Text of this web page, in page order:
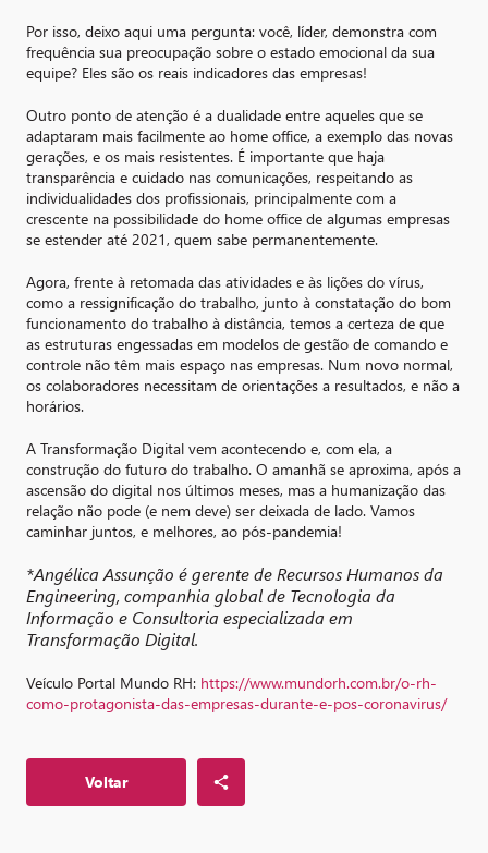
Por isso, deixo aqui uma pergunta: você, líder, demonstra com
frequência sua preocupação sobre o estado emocional da sua
equipe? Eles são os reais indicadores das empresas!
Outro ponto de atenção é a dualidade entre aqueles que se
adaptaram mais facilmente ao home office, a exemplo das novas
gerações, e os mais resistentes. É importante que haja
transparência e cuidado nas comunicações, respeitando as
individualidades dos profissionais, principalmente com a
crescente na possibilidade do home office de algumas empresas
se estender até 2021, quem sabe permanentemente.
Agora, frente à retomada das atividades e às lições do vírus,
como a ressignificação do trabalho, junto à constatação do bom
funcionamento do trabalho à distância, temos a certeza de que
as estruturas engessadas em modelos de gestão de comando e
controle não têm mais espaço nas empresas. Num novo normal,
os colaboradores necessitam de orientações a resultados, e não a
horários.
A Transformação Digital vem acontecendo e, com ela, a
construção do futuro do trabalho. O amanhã se aproxima, após a
ascensão do digital nos últimos meses, mas a humanização das
relação não pode (e nem deve) ser deixada de lado. Vamos
caminhar juntos, e melhores, ao pós-pandemia!
*Angélica Assunção é gerente de Recursos Humanos da
Engineering, companhia global de Tecnologia da
Informação e Consultoria especializada em
Transformação Digital.
Veículo Portal Mundo RH: https://www.mundorh.com.br/o-rh-
como-protagonista-das-empresas-durante-e-pos-coronavirus/
Voltar